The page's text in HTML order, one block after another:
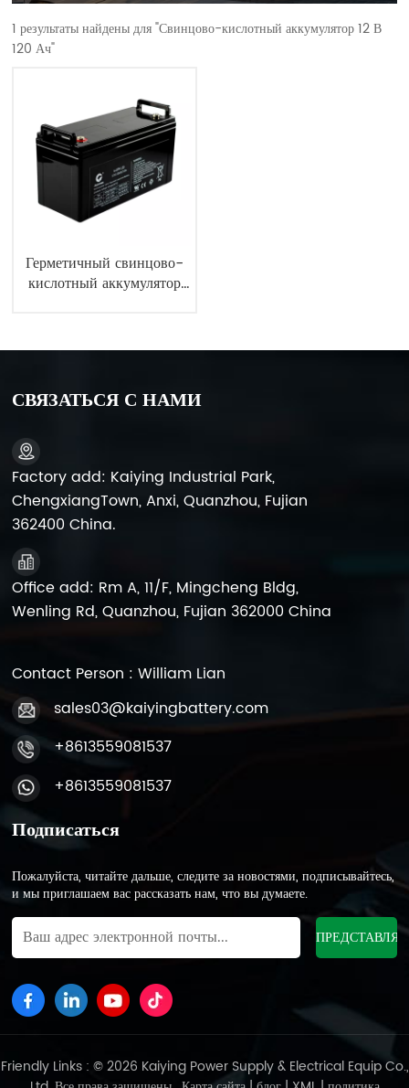
1 результаты найдены для "Свинцово-кислотный аккумулятор 12 В
120 Ач"
Герметичный свинцово-
кислотный аккумулятор
СВЯЗАТЬСЯ С НАМИ
Factory add: Kaiying Industrial Park,
ChengxiangTown, Anxi, Quanzhou, Fujian
362400 China.
Office add: Rm A, 11/F, Mingcheng Bldg,
Wenling Rd, Quanzhou, Fujian 362000 China
Contact Person : William Lian
sales03@kaiyingbattery.com
+8613559081537
+8613559081537
Подписаться
Пожалуйста, читайте дальше, следите за новостями, подписывайтесь,
и мы приглашаем вас рассказать нам, что вы думаете.
Friendly Links : © 2026 Kaiying Power Supply & Electrical Equip Co.,